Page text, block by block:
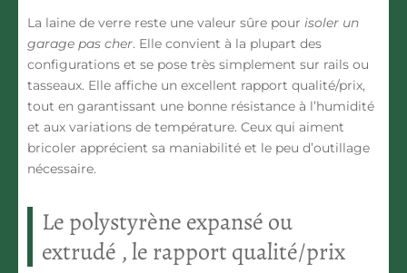
La laine de verre reste une valeur sûre pour isoler un
garage pas cher. Elle convient à la plupart des
configurations et se pose très simplement sur rails ou
tasseaux. Elle affiche un excellent rapport qualité/prix,
tout en garantissant une bonne résistance à l’humidité
et aux variations de température. Ceux qui aiment
bricoler apprécient sa maniabilité et le peu d’outillage
nécessaire.
Le polystyrène expansé ou
extrudé , le rapport qualité/prix